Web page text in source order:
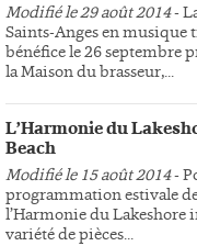
Modifié le 29 août 2014-
Saints-Anges en musique
bénéfice le 26 septembre
la Maison du brasseur,...
L’Harmonie du
Beach
Modifié le 15 août 2014-
programmation estivale
l’Harmonie du Lakeshore
variété de pièces...